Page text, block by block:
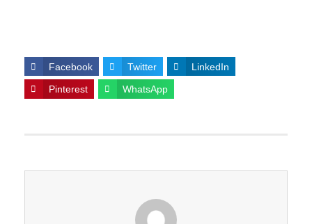
Facebook Twitter LinkedIn
Pinterest WhatsApp